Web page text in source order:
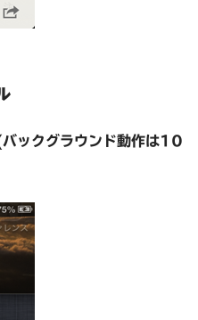
ックグラウンド動作は10